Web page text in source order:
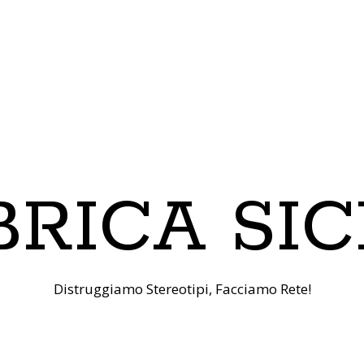
Distruggiamo Stereotipi, Facciamo Rete!